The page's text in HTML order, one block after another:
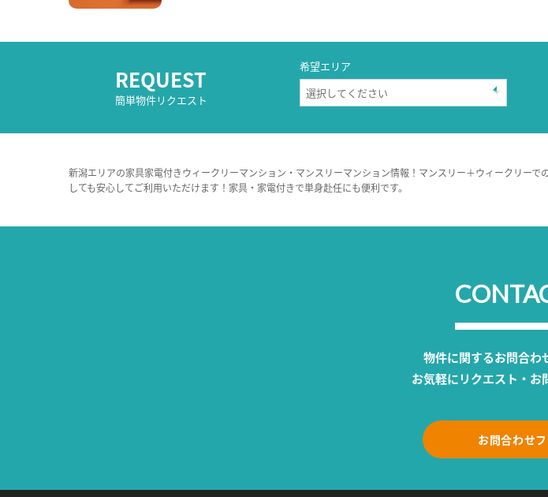
REQUEST
簡単物件リクエスト
希望エリア
新潟エリアの家具家電付きウィークリーマンション・マンスリーマンション情報！マンスリー＋ウィークリー
しても安心してご利用いただけます！家具・家電付きで単身赴任にも便利です。
物件に関するお問合わ
お気軽にリクエスト・お
お問合わせ